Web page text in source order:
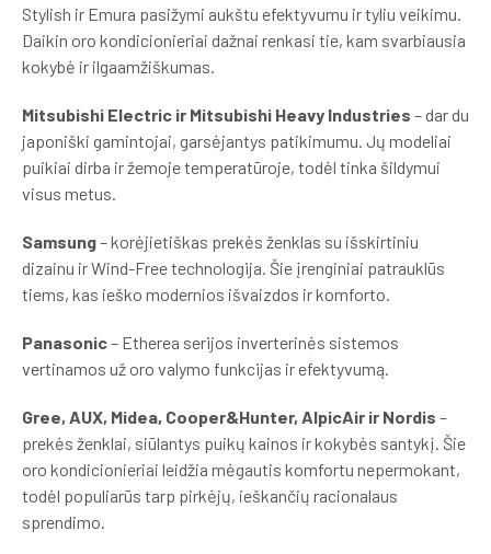
Stylish ir Emura pasižymi aukštu efektyvumu ir tyliu veikimu.
Daikin oro kondicionieriai dažnai renkasi tie, kam svarbiausia
kokybė ir ilgaamžiškumas.
Mitsubishi Electric ir Mitsubishi Heavy Industries – dar du
japoniški gamintojai, garsėjantys patikimumu. Jų modeliai
puikiai dirba ir žemoje temperatūroje, todėl tinka šildymui
visus metus.
Samsung– korėjietiškas prekės ženklas su išskirtiniu
dizainu ir Wind-Free technologija. Šie įrenginiai patrauklūs
tiems, kas ieško modernios išvaizdos ir komforto.
Panasonic– Etherea serijos inverterinės sistemos
vertinamos už oro valymo funkcijas ir efektyvumą.
Gree, AUX, Midea, Cooper&Hunter, AlpicAir ir Nordis –
prekės ženklai, siūlantys puikų kainos ir kokybės santykį. Šie
oro kondicionieriai leidžia mėgautis komfortu nepermokant,
todėl populiarūs tarp pirkėjų, ieškančių racionalaus
sprendimo.